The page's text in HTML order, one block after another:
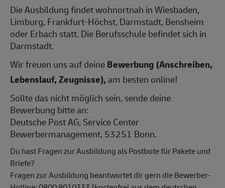
Die Ausbildung findet wohnortnah in Wiesbaden,
Limburg, Frankfurt-Höchst, Darmstadt, Bensheim
oder Erbach statt. Die Berufsschule befindet sich in
Darmstadt.
Wir freuen uns auf deineBewerbung (Anschreiben,
Lebenslauf, Zeugnisse),am besten online!
Sollte das nicht möglich sein, sende deine
Bewerbung bitte an:
Deutsche Post AG, Service Center
Bewerbermanagement, 53251 Bonn.
Du hast Fragen zur Ausbildung als Postbote für Pakete und
Briefe?
Fragen zur Ausbildung beantwortet dir gern die Bewerber-